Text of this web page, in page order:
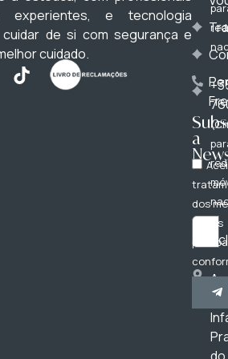
experientes, e tecnologia
cuidar de si com segurança e
cuidado.
do
a
dos
dados